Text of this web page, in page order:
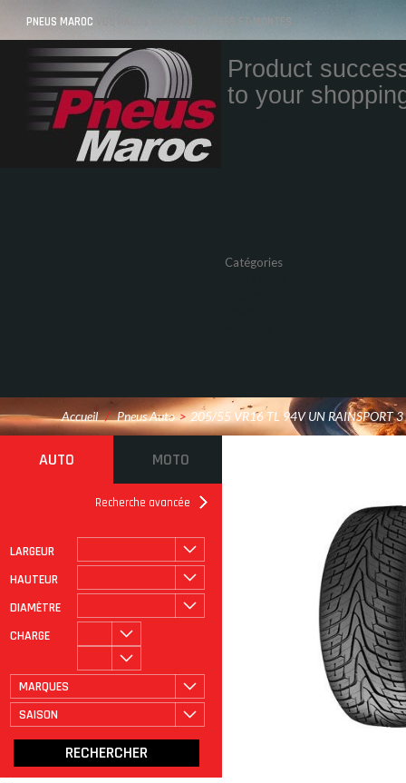
PNEUS MAROC VOS PNEUS AU MAROC LIVRÉS ET MONTÉS
Product
to your
Catégories
Accueil / Pneus Auto > 205/55 VR16 TL 94V UN RAINSPORT 3
AUTO MOTO
Recherche avancée
LARGEUR
HAUTEUR
DIAMÈTRE
CHARGE
MARQUES
SAISON
ROULAGE À PLAT